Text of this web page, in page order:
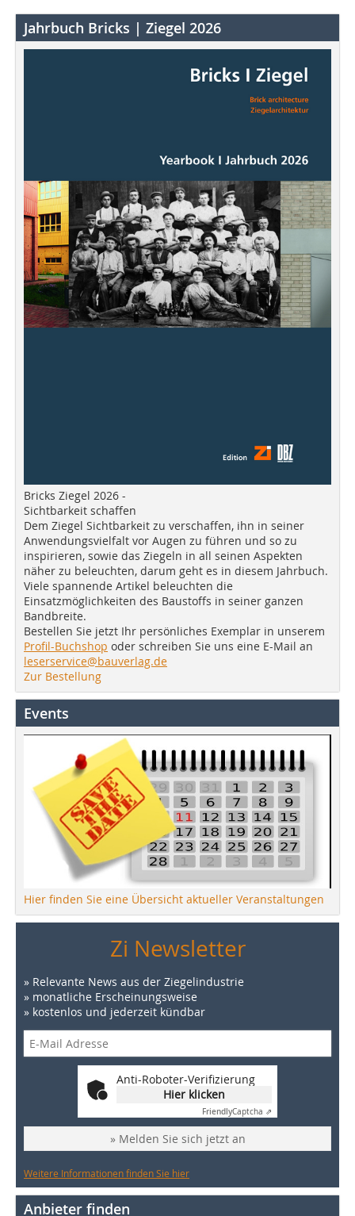
Jahrbuch Bricks | Ziegel 2026
Bricks Ziegel 2026 -
Sichtbarkeit schaffen
Dem Ziegel Sichtbarkeit zu verschaffen, ihn in seiner
Anwendungsvielfalt vor Augen zu führen und so zu
inspirieren, sowie das Ziegeln in all seinen Aspekten
näher zu beleuchten, darum geht es in diesem Jahrbuch.
Viele spannende Artikel beleuchten die
Einsatzmöglichkeiten des Baustoffs in seiner ganzen
Bandbreite.
Bestellen Sie jetzt Ihr persönliches Exemplar in unserem
Profil-Buchshop oder schreiben Sie uns eine E-Mail an
leserservice@bauverlag.de
Zur Bestellung
Events
Hier finden Sie eine Übersicht aktueller Veranstaltungen
Zi Newsletter
» Relevante News aus der Ziegelindustrie
» monatliche Erscheinungsweise
» kostenlos und jederzeit kündbar
Anti-Roboter-Verifizierung
Hier klicken
FriendlyCaptcha ⇗
» Melden Sie sich jetzt an
Weitere Informationen finden Sie hier
Anbieter finden